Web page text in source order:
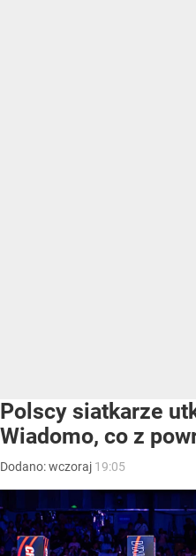
Polscy siatkarze
Wiadomo, co z
Dodano:wczoraj 19:05